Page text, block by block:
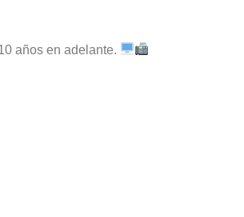
años en adelante.